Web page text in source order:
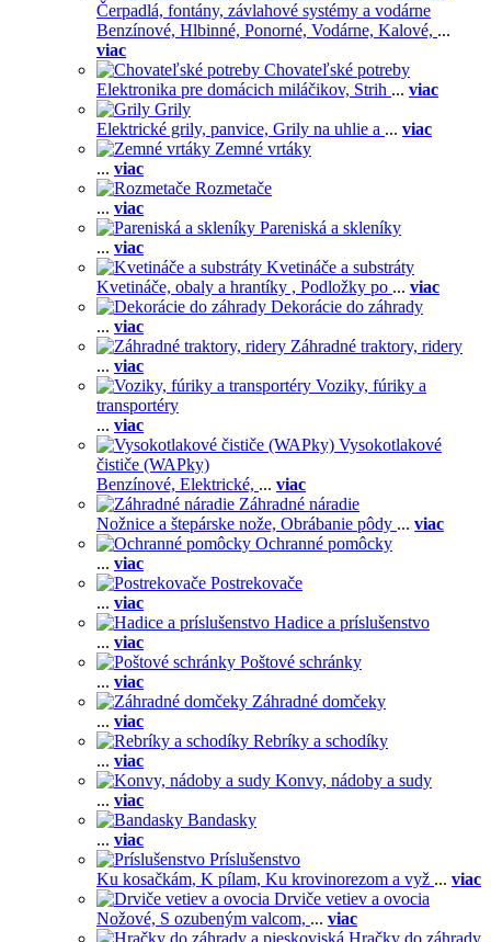
Čerpadlá, fontány, závlahové systémy a vodárne
Benzínové, Hlbinné, Ponorné, Vodárne, Kalové, ...
viac
Chovateľské potreby
Elektronika pre domácich miláčikov, Strih ... viac
Grily
Elektrické grily, panvice, Grily na uhlie a ... viac
Zemné vrtáky
... viac
Rozmetače
... viac
Pareniská a skleníky
... viac
Kvetináče a substráty
Kvetináče, obaly a hrantíky , Podložky po ... viac
Dekorácie do záhrady
... viac
Záhradné traktory, ridery
... viac
Voziky, fúriky a
transportéry
... viac
Vysokotlakové
čističe (WAPky)
Benzínové, Elektrické, ... viac
Záhradné náradie
Nožnice a štepárske nože, Obrábanie pôdy ... viac
Ochranné pomôcky
... viac
Postrekovače
... viac
Hadice a príslušenstvo
... viac
Poštové schránky
... viac
Záhradné domčeky
... viac
Rebríky a schodíky
... viac
Konvy, nádoby a sudy
... viac
Bandasky
... viac
Príslušenstvo
Ku kosačkám, K pílam, Ku krovinorezom a vyž ... viac
Drviče vetiev a ovocia
Nožové, S ozubeným valcom, ... viac
Hračky do záhrady